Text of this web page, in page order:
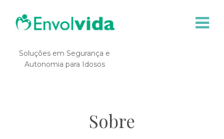
Soluções em Segurança e
Autonomia para Idosos
Prev
Sobre